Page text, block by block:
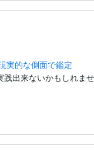
実的な側面で鑑定
出来ないかもしれま